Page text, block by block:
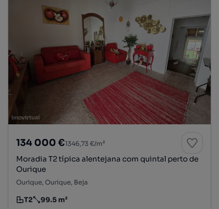
134 000 €1346,73 €/m²
Moradia T2 típica alentejana com quintal perto de
Ourique
Ourique, Ourique, Beja
Tipologia
T2
Preço por metro quadrado
99.5 m²